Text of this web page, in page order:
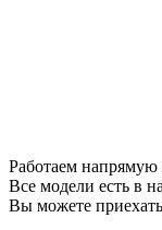
Работаем напрямую
Все модели есть в
Вы можете